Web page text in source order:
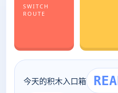
SWITCH
ROUTE
今天的积木入口箱